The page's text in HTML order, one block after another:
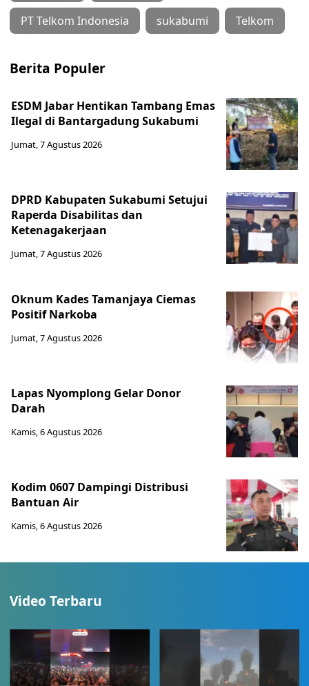
PT Telkom Indonesia sukabumi Telkom
Berita Populer
ESDM Jabar Hentikan Tambang Emas
Ilegal di Bantargadung Sukabumi
Jumat, 7 Agustus 2026
DPRD Kabupaten Sukabumi Setujui
Raperda Disabilitas dan
Ketenagakerjaan
Jumat, 7 Agustus 2026
Oknum Kades Tamanjaya Ciemas
Positif Narkoba
Jumat, 7 Agustus 2026
Lapas Nyomplong Gelar Donor
Darah
Kamis, 6 Agustus 2026
Kodim 0607 Dampingi Distribusi
Bantuan Air
Kamis, 6 Agustus 2026
Video Terbaru